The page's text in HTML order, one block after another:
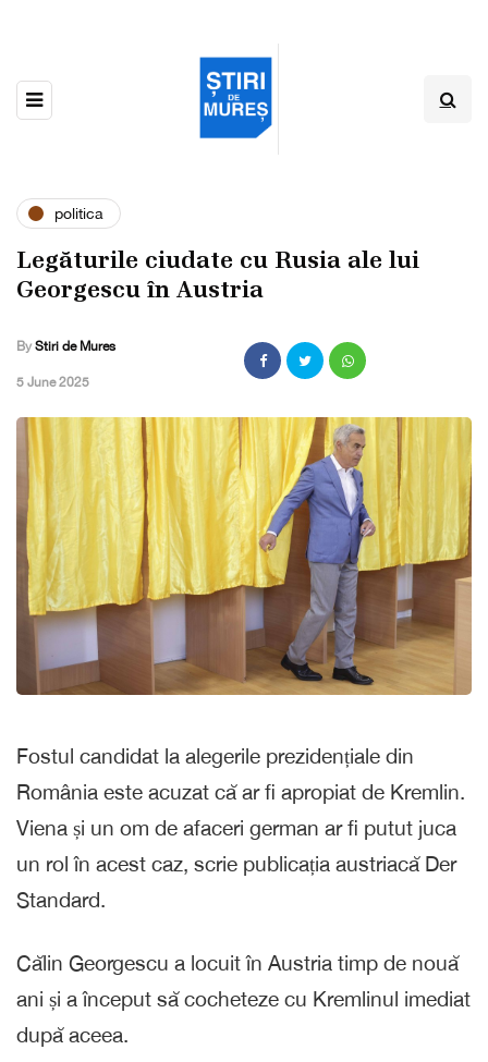
politica
Legăturile ciudate cu Rusia ale lui
Georgescu în Austria
By Stiri de Mures
,5 June 2025
Fostul candidat la alegerile prezidențiale din
România este acuzat că ar fi apropiat de Kremlin.
Viena și un om de afaceri german ar fi putut juca
un rol în acest caz, scrie publicația austriacă Der
Standard.
Călin Georgescu a locuit în Austria timp de nouă
ani și a început să cocheteze cu Kremlinul imediat
după aceea.